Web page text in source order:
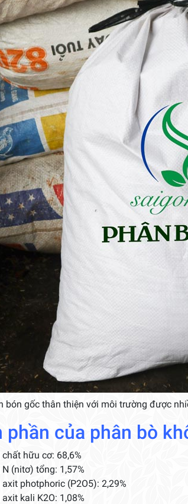
bón gốc thân thiện với môi trường được
phần của phân bò
hữu cơ: 68,6%
(nitơ) tổng: 1,57%
photphoric (P2O5): 2,29%
kali K2O: 1,08%